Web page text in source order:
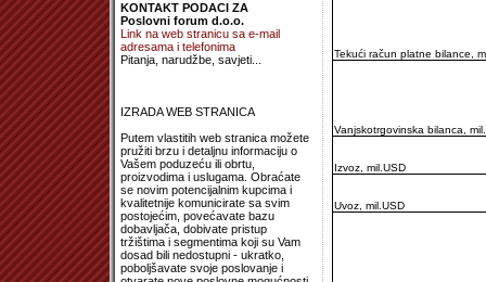
KONTAKT PODACI ZA
Poslovni forum d.o.o.
Link na web stranicu sa e-mail
adresama i telefonima
Pitanja, narudžbe, savjeti...
IZRADA WEB STRANICA
Putem vlastitih web stranica možete
pružiti brzu i detaljnu informaciju o
Vašem poduzeću ili obrtu,
proizvodima i uslugama. Obraćate
se novim potencijalnim kupcima i
kvalitetnije komunicirate sa svim
postojećim, povećavate bazu
dobavljača, dobivate pristup
tržištima i segmentima koji su Vam
dosad bili nedostupni - ukratko,
poboljšavate svoje poslovanje i
Tekući račun platne bilance,
Vanjskotrgovinska bilanca,
Izvoz, mil.USD
Uvoz, mil.USD